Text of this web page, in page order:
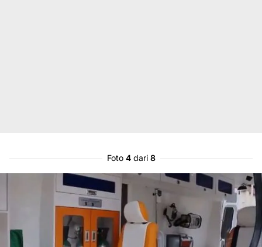
Foto 4dari 8